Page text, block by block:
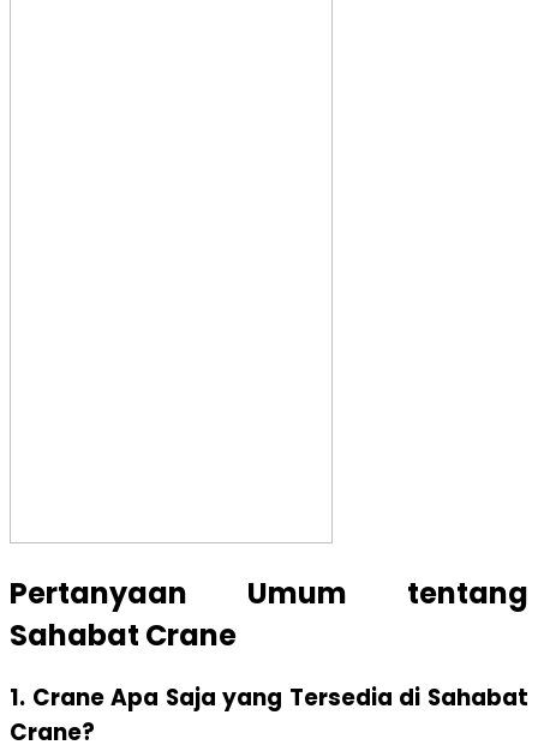
Pertanyaan Umum tentang
Sahabat Crane
1. Crane Apa Saja yang Tersedia di Sahabat
Crane?